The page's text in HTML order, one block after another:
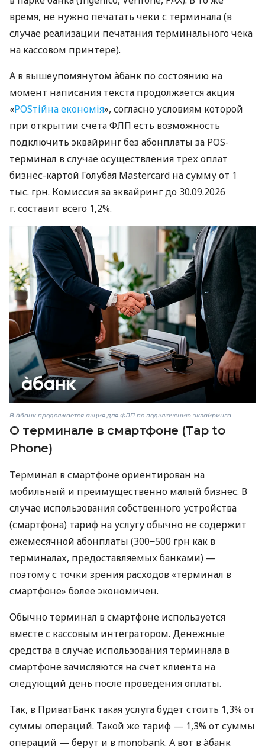
время, не нужно печатать чеки с терминала (в
случае реализации печатания терминального чека
на кассовом принтере).
А в вышеупомянутом àбанк по состоянию на
момент написания текста продолжается акция
«POSтійна економія», согласно условиям которой
при открытии счета ФЛП есть возможность
подключить эквайринг без абонплаты за POS-
терминал в случае осуществления трех оплат
бизнес-картой Голубая Mastercard на сумму от 1
тыс. грн. Комиссия за эквайринг до 30.09.2026
г. составит всего 1,2%.
В àбанк продолжается акция для ФЛП по подключению эквайринга
О терминале в смартфоне (Tap to
Phone)
Терминал в смартфоне ориентирован на
мобильный и преимущественно малый бизнес. В
случае использования собственного устройства
(смартфона) тариф на услугу обычно не содержит
ежемесячной абонплаты (300−500 грн как в
терминалах, предоставляемых банками) —
поэтому с точки зрения расходов «терминал в
смартфоне» более экономичен.
Обычно терминал в смартфоне используется
вместе с кассовым интегратором. Денежные
средства в случае использования терминала в
смартфоне зачисляются на счет клиента на
следующий день после проведения оплаты.
Так, в ПриватБанк такая услуга будет стоить 1,3% от
суммы операций. Такой же тариф — 1,3% от суммы
операций — берут и в monobank. А вот в àбанк